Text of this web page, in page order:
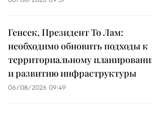
Генсек, Президент То Лам:
необходимо обновить подходы к
территориальному
и развитию инфраструктуры
06/08/2026 09:49